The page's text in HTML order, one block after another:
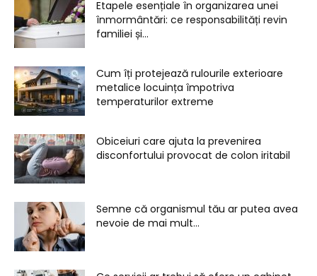
Etapele esențiale în organizarea unei
înmormântări: ce responsabilități revin
familiei și...
Cum îți protejează rulourile exterioare
metalice locuința împotriva
temperaturilor extreme
Obiceiuri care ajuta la prevenirea
disconfortului provocat de colon iritabil
Semne că organismul tău ar putea avea
nevoie de mai mult...